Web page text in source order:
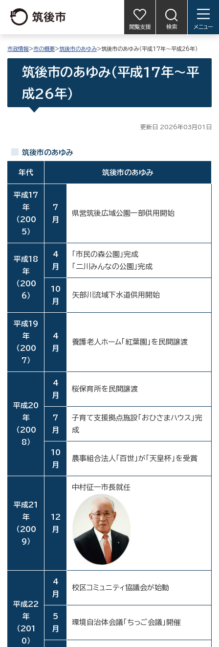
閲覧支援 検索 メニュー
市政情報>市の概要>筑後市のあゆみ>筑後市のあゆみ（平成17年～平成26年）
筑後市のあゆみ（平成17年～平
成26年）
更新日 2026年03月01日
筑後市のあゆみ
年代 筑後市のあゆみ
平成17
年
（200
5）
7
月
県営筑後広域公園一部供用開始
平成18
年
（200
6）
4
月
「市民の森公園」完成
「二川みんなの公園」完成
10
月
矢部川流域下水道供用開始
平成19
年
（200
7）
4
月
養護老人ホーム「紅葉園」を民間譲渡
平成20
年
（200
8）
4
月
桜保育所を民間譲渡
7
月
子育て支援拠点施設「おひさまハウス」完
成
10
月
農事組合法人「百世」が「天皇杯」を受賞
平成21
年
（200
9）
12
月
中村征一市長就任
平成22
年
（201
0）
4
月
校区コミュニティ協議会が始動
5
月
環境自治体会議「ちっご会議」開催